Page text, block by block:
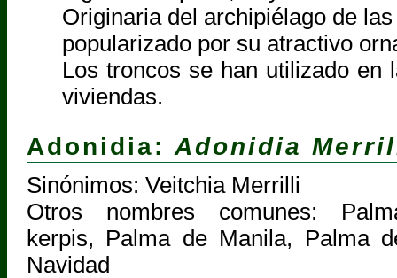
Originaria del archipiélago de
popularizado por su atractivo
Los troncos se han utilizado en
viviendas.
Adonidia: Adonidia
Sinónimos: Veitchia Merrilli
Otros nombres comunes:
kerpis, Palma de Manila, Palma
Navidad